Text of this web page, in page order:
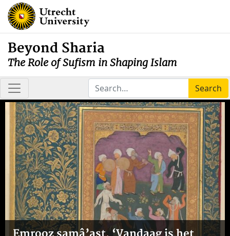
Beyond Sharia
The Role of Sufism in Shaping Islam
Search